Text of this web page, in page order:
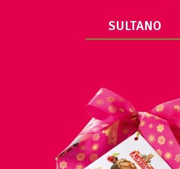
SULTANO
DETALLE